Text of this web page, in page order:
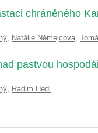
chráněného
, Natálie Němejcová,
pastvou
, Radim Hédl